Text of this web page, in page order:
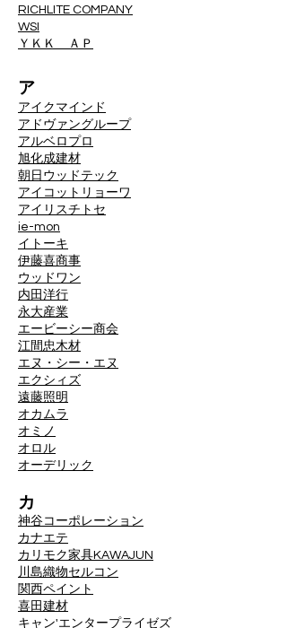
RICHLITE COMPANY
WSI
ＹＫＫ ＡＰ
ア
アイクマインド
アドヴァングループ
アルベロプロ
旭化成建材
朝日ウッドテック
アイコットリョーワ
アイリスチトセ
ie-mon
イトーキ
伊藤喜商事
ウッドワン
内田洋行
永大産業
エービーシー商会
江間忠木材
エヌ・シー・エヌ
エクシィズ
遠藤照明
オカムラ
オミノ
オロル
オーデリック
カ
神谷コーポレーション
カナエテ
カリモク家具KAWAJUN
川島織物セルコン
関西ペイント
喜田建材
キャン'エンタープライゼズ